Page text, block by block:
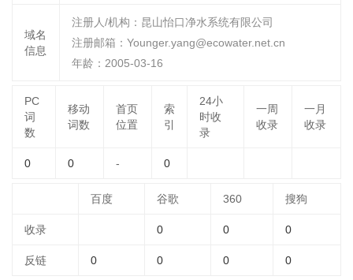
域名
信息
注册人/机构：昆山怡口净水系统有限公司
注册邮箱：Younger.yang@ecowater.net.cn
年龄：2005-03-16
PC
词
数
移动
词数
首页
位置
索
引
24小
时收
录
一周
收录
一月
收录
0 0 - 0
百度 谷歌 360 搜狗
收录 0 0 0
反链 0 0 0 0